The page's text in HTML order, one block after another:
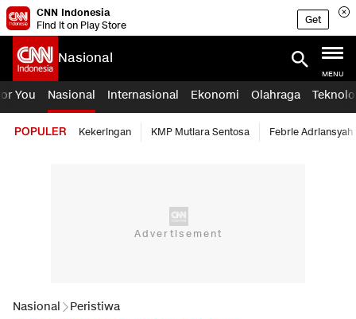
CNN Indonesia
Find it on Play Store
Get
Nasional
MENU
You Nasional Internasional Ekonomi Olahraga
POPULER Kekeringan KMP Mutiara Sentosa Febrie Adriansyah
Nasional Peristiwa